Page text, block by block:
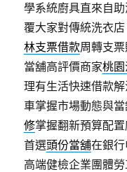
學系統廚具直來自
覆大家對傳統洗衣
林支票借款周轉支
當舖高評價商家桃
理有生活快速借款
車掌握市場動態與
修掌握翻新預算配
首選頭份當舖在銀
高端健檢企業團體